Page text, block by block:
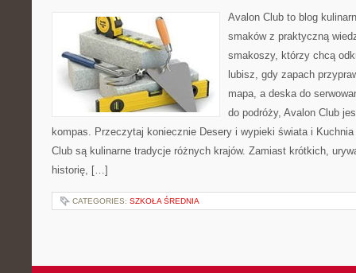
Avalon Club to blog
smaków z praktyczną
smakoszy, którzy chcą
lubisz, gdy zapach
mapa, a deska do
do podróży, Avalon Club
kompas. Przeczytaj koniecznie Desery i wypieki świata i
Club są kulinarne tradycje różnych krajów. Zamiast krótkich,
historię, […]
CATEGORIES: SZKOŁA ŚREDNIA